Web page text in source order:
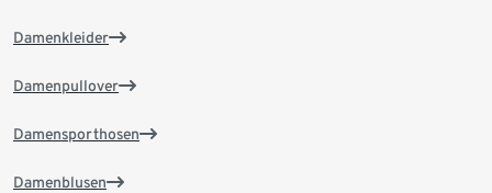
Damenkleider
Damenpullover
Damensporthosen
Damenblusen